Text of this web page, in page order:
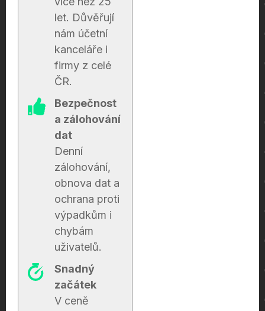
let. Důvěřují
nám účetní
kanceláře i
firmy z celé
ČR.
Bezpečnost
a zálohování
dat
Denní
zálohování,
obnova dat a
ochrana proti
výpadkům i
chybám
uživatelů.
Snadný
začátek
V ceně